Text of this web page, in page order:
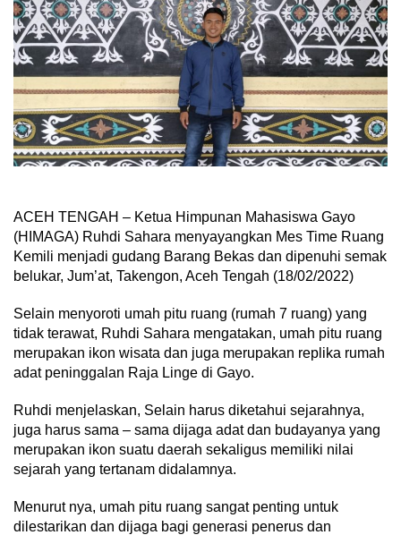
ACEH TENGAH – Ketua Himpunan Mahasiswa Gayo
(HIMAGA) Ruhdi Sahara menyayangkan Mes Time Ruang
Kemili menjadi gudang Barang Bekas dan dipenuhi semak
belukar, Jum’at, Takengon, Aceh Tengah (18/02/2022)
Selain menyoroti umah pitu ruang (rumah 7 ruang) yang
tidak terawat, Ruhdi Sahara mengatakan, umah pitu ruang
merupakan ikon wisata dan juga merupakan replika rumah
adat peninggalan Raja Linge di Gayo.
Ruhdi menjelaskan, Selain harus diketahui sejarahnya,
juga harus sama – sama dijaga adat dan budayanya yang
merupakan ikon suatu daerah sekaligus memiliki nilai
sejarah yang tertanam didalamnya.
Menurut nya, umah pitu ruang sangat penting untuk
dilestarikan dan dijaga bagi generasi penerus dan